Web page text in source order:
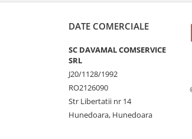
DATE COMERCIALE
SC DAVAMAL COMSERVICE
SRL
J20/1128/1992
RO2126090
Str Libertatii nr 14
Hunedoara, Hunedoara